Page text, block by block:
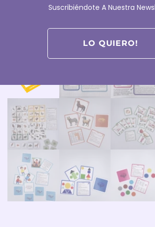
Suscribiéndote A Nuestra
LO QUIERO!